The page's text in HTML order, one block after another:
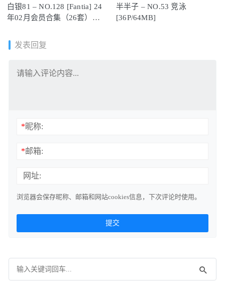
白银81 – NO.128 [Fantia] 24
年02月会员合集（26套）
半半子 – NO.53 竞泳
[36P/64MB]
发表回复
*昵称:
*邮箱:
网址:
浏览器会保存昵称、邮箱和网站cookies信息，下次评论时使用。